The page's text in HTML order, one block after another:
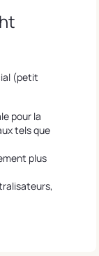
(petit
pour la
tels que
plus